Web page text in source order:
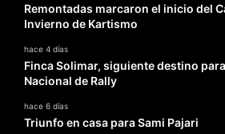
Remontadas marcaron el inicio del
Invierno de Kartismo
hace 4 días
Finca Solimar, siguiente destino
Nacional de Rally
hace 6 días
Triunfo en casa para Sami Pajari